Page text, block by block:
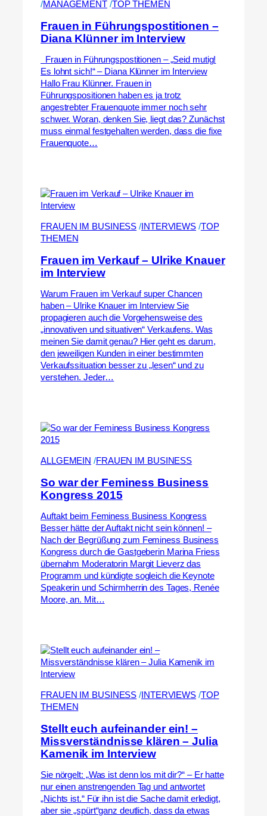
/MANAGEMENT /TOP THEMEN
Frauen in Führungspostitionen –
Diana Klünner im Interview
Frauen in Führungspostitionen – „Seid mutig!
Es lohnt sich!“ – Diana Klünner im Interview
Hallo Frau Klünner. Frauen in
Führungspositionen haben es ja trotz
angestrebter Frauenquote immer noch sehr
schwer. Woran, denken Sie, liegt das? Zunächst
muss einmal festgehalten werden, dass die fixe
Frauenquote…
FRAUEN IM BUSINESS / INTERVIEWS /TOP
THEMEN
Frauen im Verkauf – Ulrike Knauer
im Interview
Warum Frauen im Verkauf super Chancen
haben – Ulrike Knauer im Interview Sie
propagieren auch die Vorgehensweise des
„innovativen und situativen“ Verkaufens. Was
meinen Sie damit genau? Hier geht es darum,
den jeweiligen Kunden in einer bestimmten
Verkaufssituation besser zu „lesen“ und zu
verstehen. Jeder…
ALLGEMEIN /FRAUEN IM BUSINESS
So war der Feminess Business
Kongress 2015
Auftakt beim Feminess Business Kongress
Besser hätte der Auftakt nicht sein können! –
Nach der Begrüßung zum Feminess Business
Kongress durch die Gastgeberin Marina Friess
übernahm Moderatorin Margit Lieverz das
Programm und kündigte sogleich die Keynote
Speakerin und Schirmherrin des Tages, Renée
Moore, an. Mit…
FRAUEN IM BUSINESS / INTERVIEWS /TOP
THEMEN
Stellt euch aufeinander ein! –
Missverständnisse klären – Julia
Kamenik im Interview
Sie nörgelt: „Was ist denn los mit dir?“ – Er hatte
nur einen anstrengenden Tag und antwortet
„Nichts ist.“ Für ihn ist die Sache damit erledigt,
aber sie „spürt“ganz deutlich, dass da etwas